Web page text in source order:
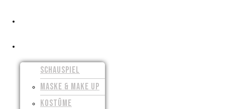
SCHAUSPIEL
MASKE & MAKE UP
KOSTÜME